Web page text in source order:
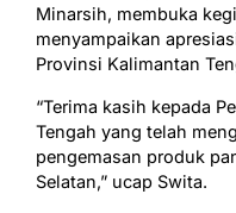
Minarsih, membuka
menyampaikan
Provinsi Kalimantan
“Terima kasih kepada
Tengah yang telah
pengemasan produk
Selatan,” ucap Swita.